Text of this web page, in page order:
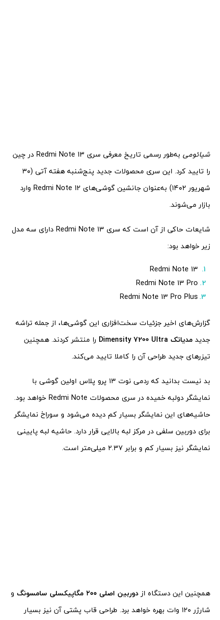
شیائومی
به‌طور رسمی تاریخ معرفی سری Redmi Note 13 در چین
را تایید کرد. این سری محصولات جدید پنج‌شنبه هفته آتی (۳۰
شهریور ۱۴۰۲) به‌عنوان جانشین گوشی‌های Redmi Note 12 وارد
بازار می‌شوند.
شایعات حاکی از آن است که سری Redmi Note 13 دارای سه مدل
زیر خواهد بود:
Redmi Note 13
Redmi Note 13 Pro
Redmi Note 13 Pro Plus
گزارش‌های اخیر جزئیات سخت‌افزاری این گوشی‌ها، از جمله تراشه
جدید مدیاتک Dimensity 7200 Ultra
را منتشر کردند. همچنین
تیزرهای جدید طراحی آن را کاملا تایید می‌کند.
بد نیست بدانید که ردمی نوت ۱۳ پرو پلاس اولین گوشی با
نمایشگر دولبه خمیده در سری محصولات Redmi Note خواهد بود.
حاشیه‌های این نمایشگر بسیار کم دیده می‌شود و سوراخ نمایشگر
برای دوربین سلفی در مرکز لبه بالایی قرار دارد. حاشیه لبه پایینی
نمایشگر نیز بسیار کم و برابر ۲.۳۷ میلی‌متر است.
همچنین این دستگاه ازدوربین اصلی ۲۰۰ مگاپیکسلی سامسونگ
و
شارژر ۱۲۰ وات بهره خواهد برد. طراحی قاب پشتی آن نیز بسیار